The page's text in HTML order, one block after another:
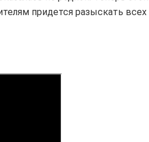
придется разыскать всех